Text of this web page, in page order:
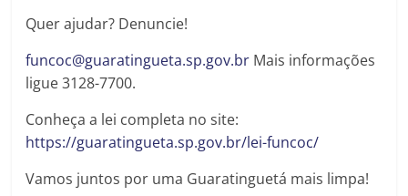
Quer ajudar? Denuncie!
funcoc@guaratingueta.sp.gov.br Mais informações
ligue 3128-7700.
Conheça a lei completa no site:
https://guaratingueta.sp.gov.br/lei-funcoc/
Vamos juntos por uma Guaratinguetá mais limpa!